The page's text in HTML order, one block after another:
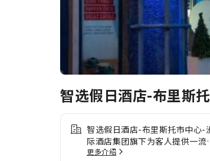
智选假日酒店-布里斯
智选假日酒店-布里斯托市中心-
际酒店集团旗下为客人提供一流
服务和所有必要的设施。使用住宿
更多介绍